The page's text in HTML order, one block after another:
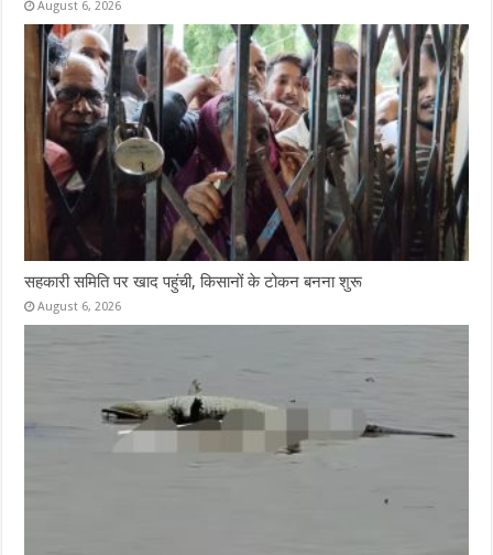
August 6, 2026
सहकारी समिति पर खाद पहुंची, किसानों के टोकन बनना शुरू
August 6, 2026